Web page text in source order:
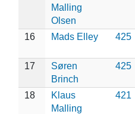
Malling
Olsen
16 Mads Elley 425
17
Søren
Brinch
425
18
Klaus
Malling
421